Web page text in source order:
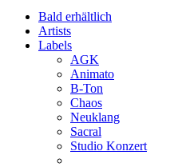
Bald erhältlich
Artists
Labels
AGK
Animato
B-Ton
Chaos
Neuklang
Sacral
Studio Konzert